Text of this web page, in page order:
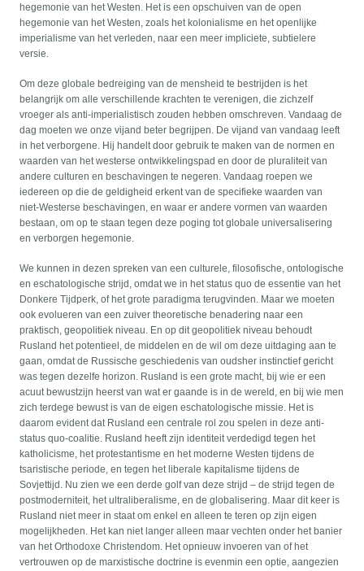
hegemonie van het Westen. Het is een opschuiven van de open
hegemonie van het Westen, zoals het kolonialisme en het openlijke
imperialisme van het verleden, naar een meer impliciete, subtielere
versie.
Om deze globale bedreiging van de mensheid te bestrijden is het
belangrijk om alle verschillende krachten te verenigen, die zichzelf
vroeger als anti-imperialistisch zouden hebben omschreven. Vandaag de
dag moeten we onze vijand beter begrijpen. De vijand van vandaag leeft
in het verborgene. Hij handelt door gebruik te maken van de normen en
waarden van het westerse ontwikkelingspad en door de pluraliteit van
andere culturen en beschavingen te negeren. Vandaag roepen we
iedereen op die de geldigheid erkent van de specifieke waarden van
niet-Westerse beschavingen, en waar er andere vormen van waarden
bestaan, om op te staan tegen deze poging tot globale universalisering
en verborgen hegemonie.
We kunnen in dezen spreken van een culturele, filosofische, ontologische
en eschatologische strijd, omdat we in het status quo de essentie van het
Donkere Tijdperk, of het grote paradigma terugvinden. Maar we moeten
ook evolueren van een zuiver theoretische benadering naar een
praktisch, geopolitiek niveau. En op dit geopolitiek niveau behoudt
Rusland het potentieel, de middelen en de wil om deze uitdaging aan te
gaan, omdat de Russische geschiedenis van oudsher instinctief gericht
was tegen dezelfe horizon. Rusland is een grote macht, bij wie er een
acuut bewustzijn heerst van wat er gaande is in de wereld, en bij wie men
zich terdege bewust is van de eigen eschatologische missie. Het is
daarom evident dat Rusland een centrale rol zou spelen in deze anti-
status quo-coalitie. Rusland heeft zijn identiteit verdedigd tegen het
katholicisme, het protestantisme en het moderne Westen tijdens de
tsaristische periode, en tegen het liberale kapitalisme tijdens de
Sovjettijd. Nu zien we een derde golf van deze strijd – de strijd tegen de
postmoderniteit, het ultraliberalisme, en de globalisering. Maar dit keer is
Rusland niet meer in staat om enkel en alleen te teren op zijn eigen
mogelijkheden. Het kan niet langer alleen maar vechten onder het banier
van het Orthodoxe Christendom. Het opnieuw invoeren van of het
vertrouwen op de marxistische doctrine is evenmin een optie, aangezien